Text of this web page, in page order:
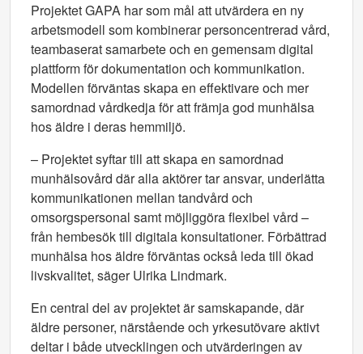
Projektet GAPA har som mål att utvärdera en ny
arbetsmodell som kombinerar personcentrerad vård,
teambaserat samarbete och en gemensam digital
plattform för dokumentation och kommunikation.
Modellen förväntas skapa en effektivare och mer
samordnad vårdkedja för att främja god munhälsa
hos äldre i deras hemmiljö.
– Projektet syftar till att skapa en samordnad
munhälsovård där alla aktörer tar ansvar, underlätta
kommunikationen mellan tandvård och
omsorgspersonal samt möjliggöra flexibel vård –
från hembesök till digitala konsultationer. Förbättrad
munhälsa hos äldre förväntas också leda till ökad
livskvalitet, säger Ulrika Lindmark.
En central del av projektet är samskapande, där
äldre personer, närstående och yrkesutövare aktivt
deltar i både utvecklingen och utvärderingen av